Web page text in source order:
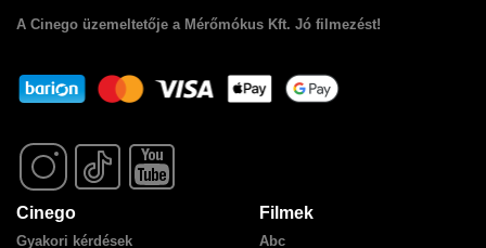
A Cinego üzemeltetője a Mérőmókus Kft. Jó filmezést!
Cinego
Gyakori kérdések
Filmek
Abc